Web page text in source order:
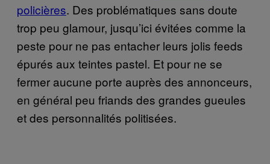
policières. Des problématiques sans doute
trop peu glamour, jusqu’ici évitées comme la
peste pour ne pas entacher leurs jolis feeds
épurés aux teintes pastel. Et pour ne se
fermer aucune porte auprès des annonceurs,
en général peu friands des grandes gueules
et des personnalités politisées.